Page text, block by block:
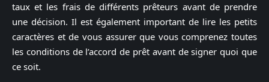
taux et les frais de différents prêteurs avant de prendre
une décision. Il est également important de lire les petits
caractères et de vous assurer que vous comprenez toutes
les conditions de l’accord de prêt avant de signer quoi que
ce soit.